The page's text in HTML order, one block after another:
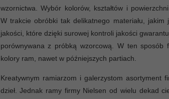
wzornictwa. Wybór kolorów, kształtów i
W trakcie obróbki tak delikatnego materiału,
jakości, które dzięki surowej kontroli jakości
porównywana z próbką wzorcową. W ten sposób
kolory ram, nawet w późniejszych partiach.
Kreatywnym ramiarzom i galerzystom asortyment
dzieł. Jednak ramy firmy Nielsen od wielu dekad